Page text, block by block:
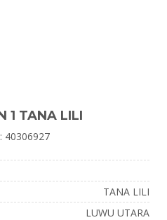
1 TANA LILI
40306927
TANA LILI
LUWU UTARA